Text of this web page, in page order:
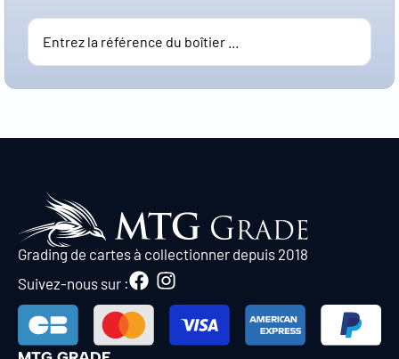
Grading de cartes à collectionner depuis 2018
Suivez-nous sur :